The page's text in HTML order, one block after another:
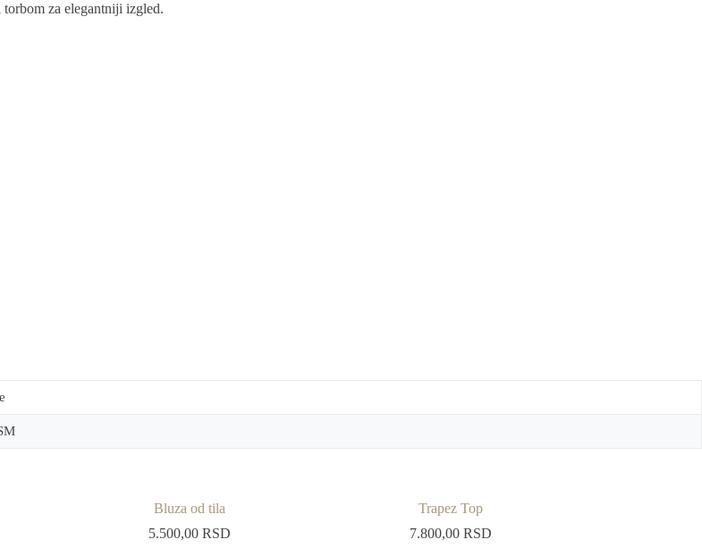
za elegantniji izgled.
Bluza od tila
5.500,00 RSD
Trapez Top
7.800,00RSD